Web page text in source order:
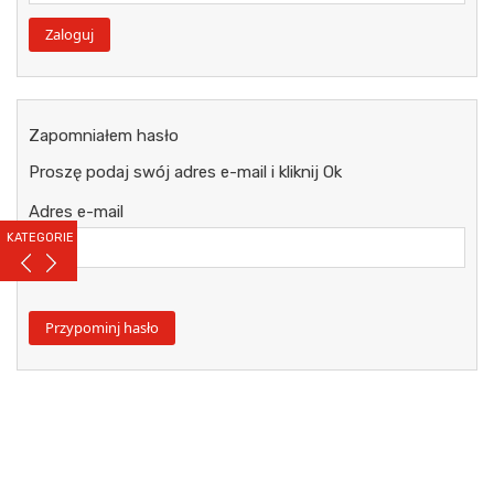
KATEGORIE
Zapomniałem hasło
Proszę podaj swój adres e-mail i kliknij Ok
Adres e-mail